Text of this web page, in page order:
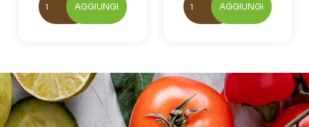
AGGIUNGI AGGIUNGI